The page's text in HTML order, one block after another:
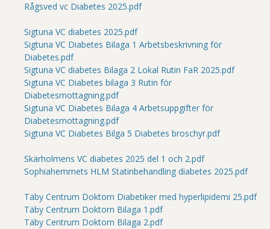
Rågsved vc Diabetes 2025.pdf
Sigtuna VC diabetes 2025.pdf
Sigtuna VC Diabetes Bilaga 1 Arbetsbeskrivning för
Diabetes.pdf
Sigtuna VC diabetes Bilaga 2 Lokal Rutin FaR 2025.pdf
Sigtuna VC Diabetes bilaga 3 Rutin för
Diabetesmottagning.pdf
Sigtuna VC Diabetes Bilaga 4 Arbetsuppgifter för
Diabetesmottagning.pdf
Sigtuna VC Diabetes Bilga 5 Diabetes broschyr.pdf
Skärholmens VC diabetes 2025 del 1 och 2.pdf
Sophiahemmets HLM Statinbehandling diabetes 2025.pdf
Täby Centrum Doktorn Diabetiker med hyperlipidemi 25.pdf
Täby Centrum Doktorn Bilaga 1.pdf
Täby Centrum Doktorn Bilaga 2.pdf